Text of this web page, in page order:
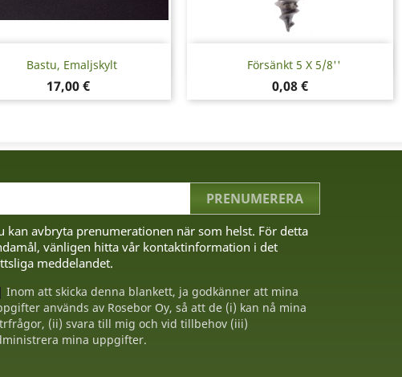
Bastu, Emaljskylt
Pris
17,00 €
Snabbvy Försänkt 5 X 5/8''
Pris
0,08 €
Snabbvy
kan avbryta prenumerationen när som helst. För detta
vänligen hitta vår kontaktinformation i det
meddelandet.
Inom att skicka denna blankett, ja godkänner att mina
används av Rosebor Oy, så att de (i) kan nå mina
(ii) svara till mig och vid tillbehov (iii)
mina uppgifter.